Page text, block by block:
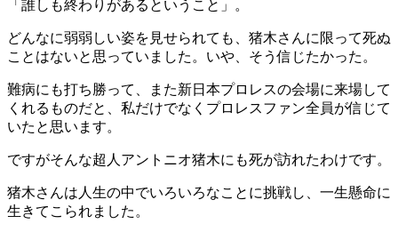
「誰しも終わりがあるということ」。
どんなに弱弱しい姿を見せられても、猪木さんに限って死ぬ
ことはないと思っていました。いや、そう信じたかった。
難病にも打ち勝って、また新日本プロレスの会場に来場して
くれるものだと、私だけでなくプロレスファン全員が信じて
いたと思います。
ですがそんな超人アントニオ猪木にも死が訪れたわけです。
猪木さんは人生の中でいろいろなことに挑戦し、一生懸命に
生きてこられました。